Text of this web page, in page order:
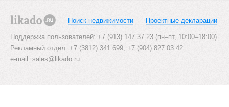
Поиск недвижимости Проектные декларации
Поддержка пользователей: +7 (913) 147 37 23 (пн–пт, 10:00–18:00)
Рекламный отдел: +7 (3812) 341 699, +7 (904) 827 03 42
e-mail: sales@likado.ru